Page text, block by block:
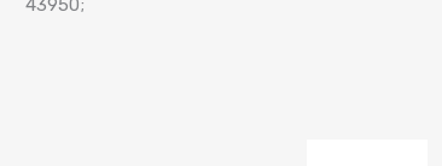
(39.75mm)
43950;